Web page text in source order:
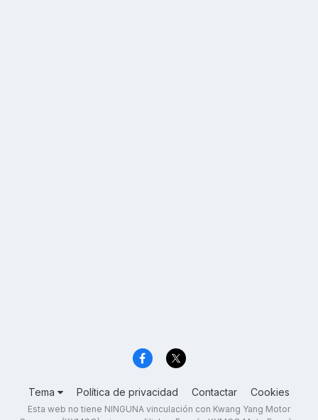
Tema Política de privacidad Contactar Cookies
Esta web no tiene NINGUNA vinculación con Kwang Yang Motor